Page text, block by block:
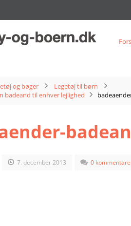
og bøger
Legetøj til børn
badeand til enhver lejlighed
7. december 2013 0